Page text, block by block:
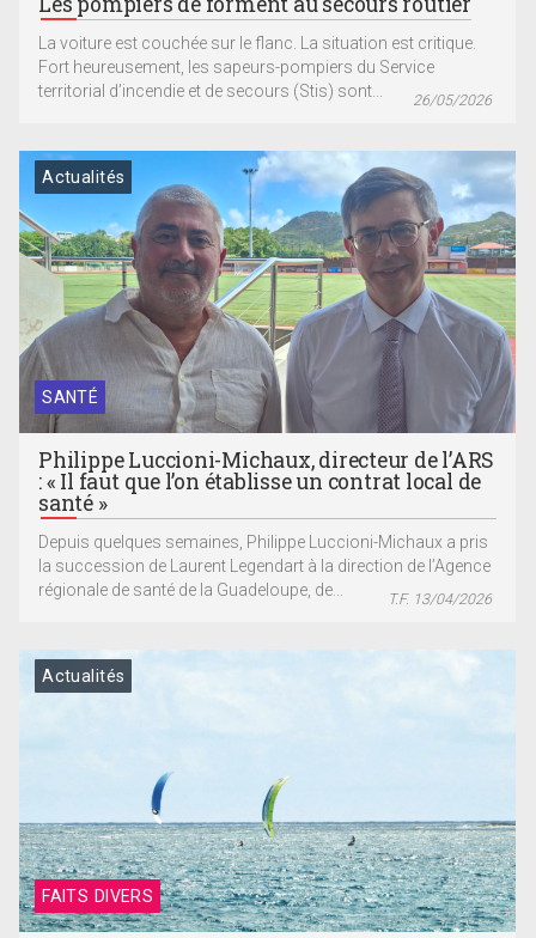
La voiture est couchée sur le flanc. La situation est critique.
Fort heureusement, les sapeurs-pompiers du Service
territorial d’incendie et de secours (Stis) sont...
26/05/2026
SANTÉ
Actualités
Philippe Luccioni-Michaux, directeur de l’ARS
: « Il faut que l’on établisse un contrat local de
santé »
Depuis quelques semaines, Philippe Luccioni-Michaux a pris
la succession de Laurent Legendart à la direction de l’Agence
régionale de santé de la Guadeloupe, de...
T.F. 13/04/2026
FAITS DIVERS
Actualités